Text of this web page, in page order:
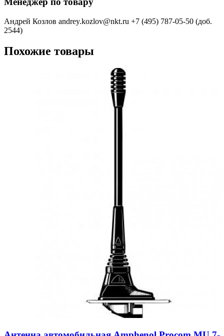
Андрей Козлов andrey.kozlov@nkt.ru +7 (495) 787-05-50 (доб.
2544)
Похожие товары